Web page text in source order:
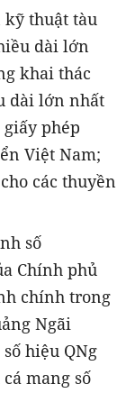
kỹ thuật tàu
dài lớn
khai thác
dài lớn nhất
phép
Việt Nam;
các thuyền
số
Chính phủ
chính trong
Ngãi
hiệu QNg
mang số